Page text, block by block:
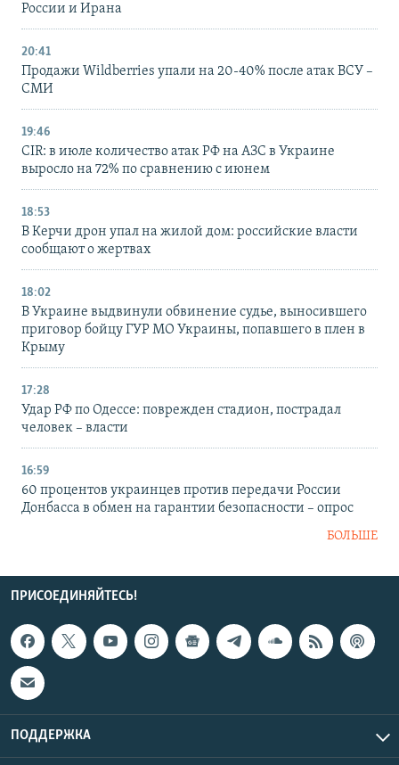
России и Ирана
20:41
Продажи Wildberries упали на 20-40% после атак ВСУ –
СМИ
19:46
CIR: в июле количество атак РФ на АЗС в Украине
выросло на 72% по сравнению с июнем
18:53
В Керчи дрон упал на жилой дом: российские власти
сообщают о жертвах
18:02
В Украине выдвинули обвинение судье, выносившего
приговор бойцу ГУР МО Украины, попавшего в плен в
Крыму
17:28
Удар РФ по Одессе: поврежден стадион, пострадал
человек – власти
16:59
60 процентов украинцев против передачи России
Донбасса в обмен на гарантии безопасности – опрос
БОЛЬШЕ
ПРИСОЕДИНЯЙТЕСЬ!
ПОДДЕРЖКА